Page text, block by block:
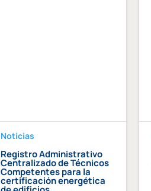
Noticias
Registro Administrativo
Centralizado de Técnicos
Competentes para la
certificación energética